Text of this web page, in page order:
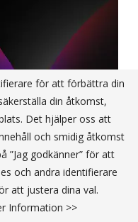
för att förbättra din
din åtkomst,
Det hjälper oss att
och smidig åtkomst
”Jag godkänner” för att
och andra identifierare
att justera dina val.
Information >>